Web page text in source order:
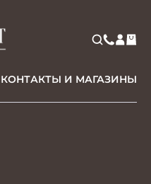
КОНТАКТЫ И МАГАЗИНЫ